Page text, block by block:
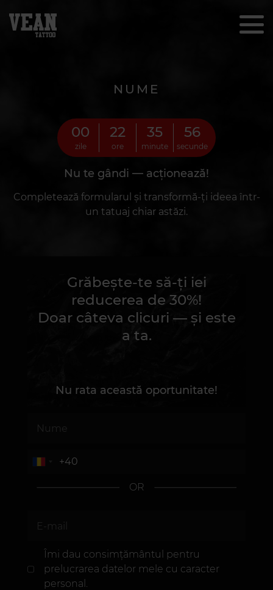
NUME
00
zile
22
ore
35
minute
54
secunde
Nu te gândi — acționează!
Completează formularul și transformă-ți ideea într-
un tatuaj chiar astăzi.
Grăbește-te să-ți iei
reducerea de 30%!
Doar câteva clicuri — și este
a ta.
Nu rata această oportunitate!
OR
Îmi dau consimțământul pentru
prelucrarea datelor mele cu caracter
personal.